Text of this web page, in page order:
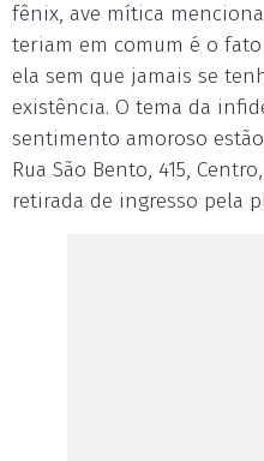
fênix, ave mítica
teriam em comum é o
ela sem que jamais se
existência. O tema da
sentimento amoroso
Rua São Bento, 415,
retirada de ingresso pela